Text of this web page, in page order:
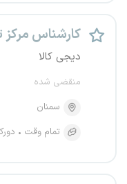
کارشناس
دیجی کالا
منقضی شده
سمنان
تمام وقت